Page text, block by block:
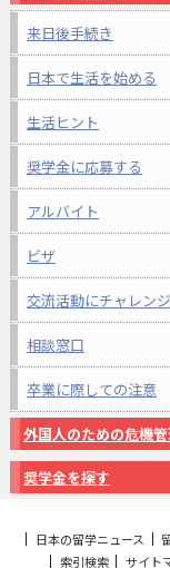
来日後手続き
日本で生活を始める
生活ヒント
奨学金に応募する
アルバイト
ビザ
交流活動にチャレンジ
相談窓口
卒業に際しての注意
外国人のための危機
奨学金を探す
日本の留学ニュース
索引検索
サイト